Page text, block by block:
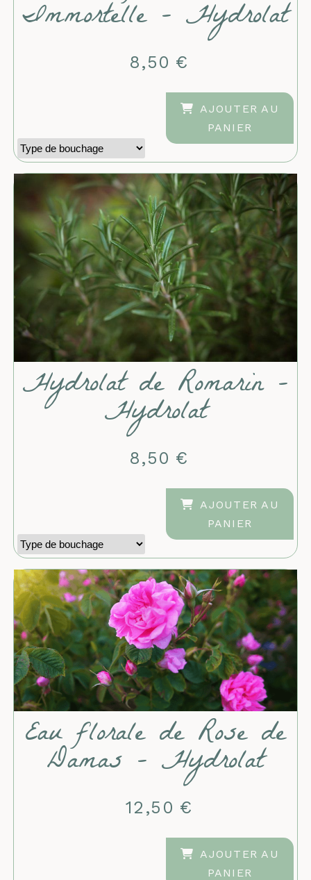
Immortelle - Hydrolat
8,50 €
AJOUTER AU
PANIER
Hydrolat de Romarin -
Hydrolat
8,50 €
AJOUTER AU
PANIER
Eau florale de Rose de
Damas - Hydrolat
12,50 €
AJOUTER AU
PANIER